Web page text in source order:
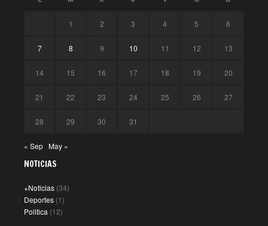
1 2 3 4 5 6
7 8 9 10 11 12 13
14 15 16 17 18 19 20
21 22 23 24 25 26 27
28 29 30 31
« Sep May »
NOTICIAS
+Noticias (34)
Deportes (1)
Politica (12)